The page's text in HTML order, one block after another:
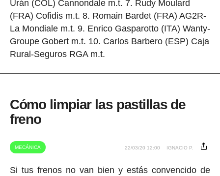
Urán (COL) Cannondale m.t. 7. Rudy Moulard
(FRA) Cofidis m.t. 8. Romain Bardet (FRA) AG2R-
La Mondiale m.t. 9. Enrico Gasparotto (ITA) Wanty-
Groupe Gobert m.t. 10. Carlos Barbero (ESP) Caja
Rural-Seguros RGA m.t.
Cómo limpiar las pastillas de
freno
MECÁNICA 22/03/20 12:00 IGNACIO P.
Si tus frenos no van bien y estás convencido de